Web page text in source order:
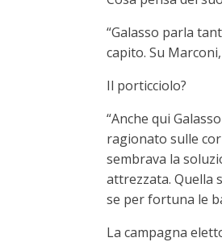
“Galasso parla
capito. Su
Il porticciolo?
“Anche qui
ragionato sulle
sembrava la
attrezzata. Quella
se per fortuna le
La campagna